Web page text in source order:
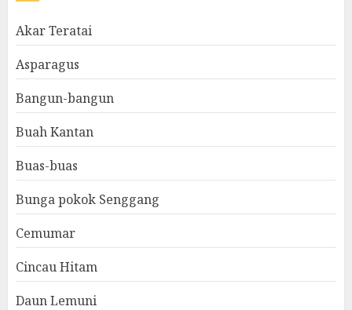
Akar Teratai
Asparagus
Bangun-bangun
Buah Kantan
Buas-buas
Bunga pokok Senggang
Cemumar
Cincau Hitam
Daun Lemuni